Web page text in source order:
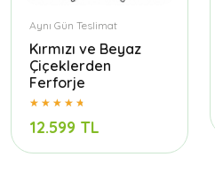
Aynı Gün Teslimat
Kırmızı ve Beyaz
Çiçeklerden
Ferforje
12.599 TL